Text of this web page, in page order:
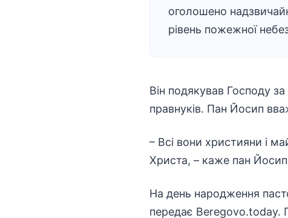
оголошено
рівень пожежної
Він подякував Господу за
правнуків. Пан Йосип
– Всі вони християни і
Христа, – каже пан
На день народження
передає Вeregovo.today.